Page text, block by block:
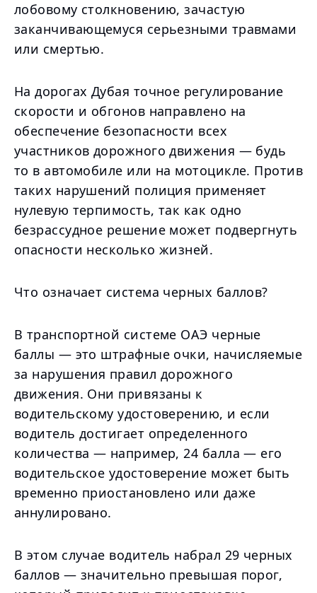
лобовому столкновению, зачастую
заканчивающемуся серьезными травмами
или смертью.
На дорогах Дубая точное регулирование
скорости и обгонов направлено на
обеспечение безопасности всех
участников дорожного движения — будь
то в автомобиле или на мотоцикле. Против
таких нарушений полиция применяет
нулевую терпимость, так как одно
безрассудное решение может подвергнуть
опасности несколько жизней.
Что означает система черных баллов?
В транспортной системе ОАЭ черные
баллы — это штрафные очки, начисляемые
за нарушения правил дорожного
движения. Они привязаны к
водительскому удостоверению, и если
водитель достигает определенного
количества — например, 24 балла — его
водительское удостоверение может быть
временно приостановлено или даже
аннулировано.
В этом случае водитель набрал 29 черных
баллов — значительно превышая порог,